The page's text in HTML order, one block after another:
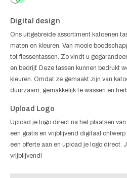
Digital design
Ons uitgebreide assortiment katoenen
maten en kleuren. Van mooie
tot flessentassen. Zo vindt u
en bedrijf. Deze tassen kunnen bedrukt
kleuren. Omdat ze gemaakt zijn van
duurzaam, gemakkelijk te wassen en
Upload Logo
Upload je logo direct na het plaatsen
een gratis en vrijblijvend digitaal
een offerte aan en upload je logo direct.
vrijblijvend!